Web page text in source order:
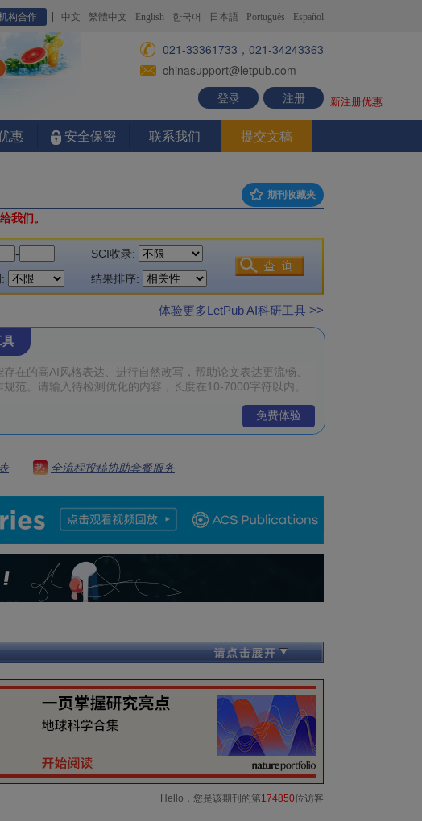
构合作 中文 繁體中文 English 한국어 日本語 Português Español
021-33361733，021-34243363
chinasupport@letpub.com
登录
注册 新注册优惠
惠 安全保密 联系我们 提交文稿
期刊收藏夹
我们。
-
SCI收录:
结果排序:
体验更多LetPub AI科研工具 >>
具
免费体验
热 全流程投稿协助套餐服务
Hello，您是该期刊的第174850位访客